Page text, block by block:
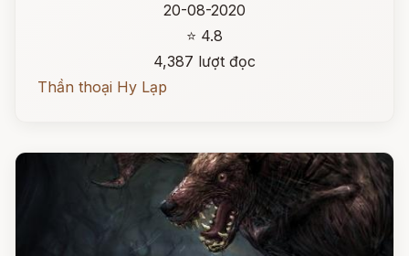
20-08-2020
⭐ 4.8
4,387 lượt đọc
Thần thoại Hy Lạp